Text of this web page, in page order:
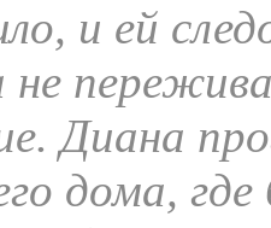
и ей
не
Диана
дома,